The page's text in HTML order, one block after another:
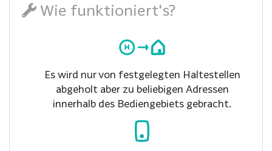
Wie funktioniert's?
Es wird nur von festgelegten Haltestellen
abgeholt aber zu beliebigen Adressen
innerhalb des Bediengebiets gebracht.